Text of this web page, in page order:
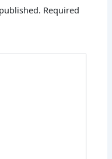
Required